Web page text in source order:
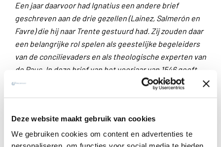
Deze website maakt gebruik van cookies
We gebruiken cookies om content en advertenties te
Een jaar daarvoor had Ignatius een andere brief
geschreven aan de drie gezellen (Lainez, Salmerón en
Favre) die hij naar Trente gestuurd had. Zij zouden daar
een belangrijke rol spelen als geestelijke begeleiders
van de concilievaders en als theologische experten van
de Paus. In deze brief van het voorjaar van 1546 geeft
Ignatius precieze instructies over hoe te
Hoe communiceren?
/ Zoals je bij de omgang met veel mensen met het oog op